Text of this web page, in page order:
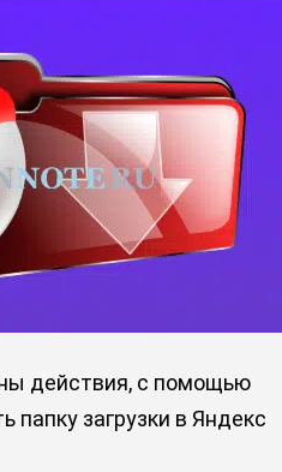
действия, с помощью
загрузки в Яндекс